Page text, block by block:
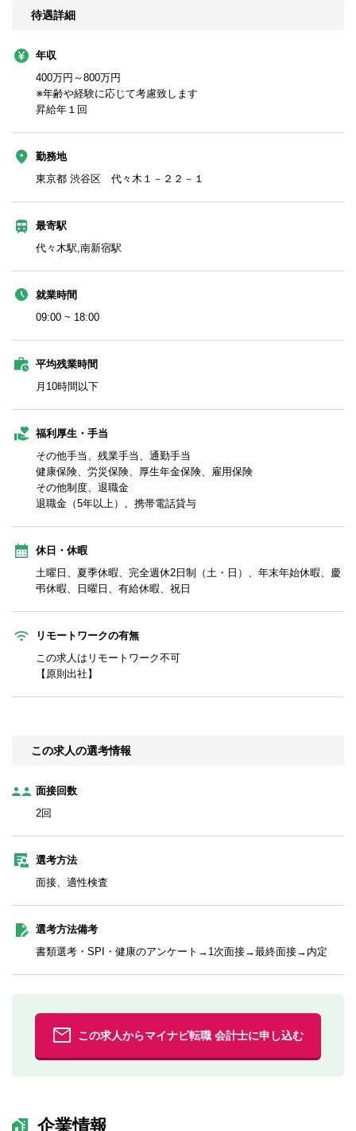
待遇詳細
年収
400万円～800万円
※年齢や経験に応じて考慮致します
昇給年１回
勤務地
東京都 渋谷区 代々木１－２２－１
最寄駅
代々木駅,南新宿駅
就業時間
09:00 ~ 18:00
平均残業時間
月10時間以下
福利厚生・手当
その他手当、残業手当、通勤手当
健康保険、労災保険、厚生年金保険、雇用保険
その他制度、退職金
退職金（5年以上）。携帯電話貸与
休日・休暇
土曜日、夏季休暇、完全週休2日制（土・日）、年末年始休暇、慶
弔休暇、日曜日、有給休暇、祝日
リモートワークの有無
この求人はリモートワーク不可
【原則出社】
この求人の選考情報
面接回数
2回
選考方法
面接、適性検査
選考方法備考
書類選考・SPI・健康のアンケート→1次面接→最終面接→内定
この求人からマイナビ転職 会計士に申し込む
企業情報